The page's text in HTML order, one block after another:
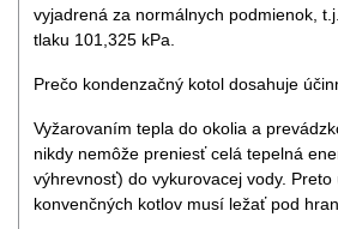
vyjadrená za normálnych podmienok,
tlaku 101,325 kPa.
Prečo kondenzačný kotol dosahuje
Vyžarovaním tepla do okolia a
nikdy nemôže preniesť celá tepelná
výhrevnosť) do vykurovacej vody.
konvenčných kotlov musí ležať pod